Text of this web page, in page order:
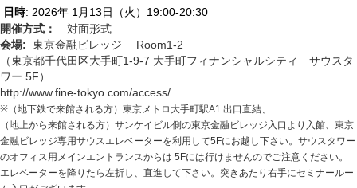
日時: 2026年 1 月 13 日（火） 19:00-20:30
開催方式：
対面形式
会場: 東京金融ビレッジ Room1-2
（東京都千代田区大手町1-9-7 大手町フィナンシャルシティ サウスタ
ワー 5F ）
http://www.fine-tokyo.com/access/
※ （地下鉄で来館される方）東京メトロ大手町駅A1 出口直結、
（地上から来館される方）サンケイビル側の東京金融ビレッジ入口より入館、東京
金融ビレッジ専用サウスエレベーターを利用して5Fにお越し下さい。サウスタワー
のオフィス用メインエントランスからは 5Fには行けませんのでご注意ください。
エレベーターを降りたら左折し、直進して下さい。突きあたり右手にセミナールー